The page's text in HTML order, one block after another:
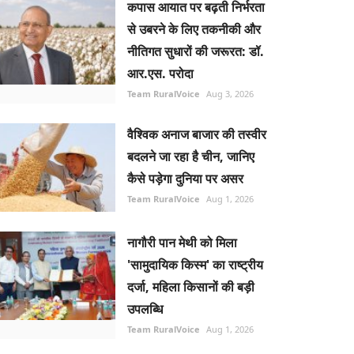
कपास आयात पर बढ़ती निर्भरता
से उबरने के लिए तकनीकी और
नीतिगत सुधारों की जरूरत: डॉ.
आर.एस. परोदा
Team RuralVoice Aug 3, 2026
वैश्विक अनाज बाजार की तस्वीर
बदलने जा रहा है चीन, जानिए
कैसे पड़ेगा दुनिया पर असर
Team RuralVoice Aug 1, 2026
नागौरी पान मेथी को मिला
'सामुदायिक किस्म' का राष्ट्रीय
दर्जा, महिला किसानों की बड़ी
उपलब्धि
Team RuralVoice Aug 1, 2026